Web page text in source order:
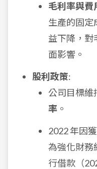
毛利率與費
生產的固定
益下降，對
面影響。
股利政策:
公司目標維
率 。
2022 年因
為強化財務
行借款（